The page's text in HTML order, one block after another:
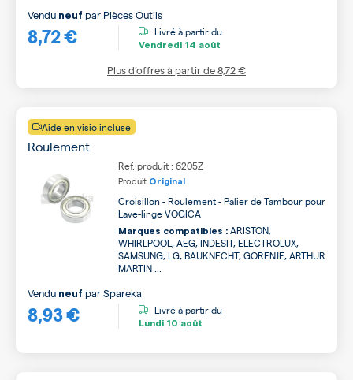
8,72 €
Vendu neuf par Pièces Outils
Livré à partir du
Vendredi 14 août
Plus d’offres à partir de8,72 €
Aide en visio incluse
Roulement
Ref. produit : 6205Z
Produit Original
Croisillon - Roulement - Palier de Tambour pour
Lave-linge VOGICA
Marques compatibles : ARISTON,
WHIRLPOOL, AEG, INDESIT, ELECTROLUX,
SAMSUNG, LG, BAUKNECHT, GORENJE, ARTHUR
MARTIN ...
8,93 €
Vendu neuf parSpareka
Livré à partir du
Lundi 10 août